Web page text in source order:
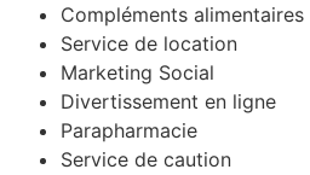
Compléments alimentaires
Service de location
Marketing Social
Divertissement en ligne
Parapharmacie
Service de caution